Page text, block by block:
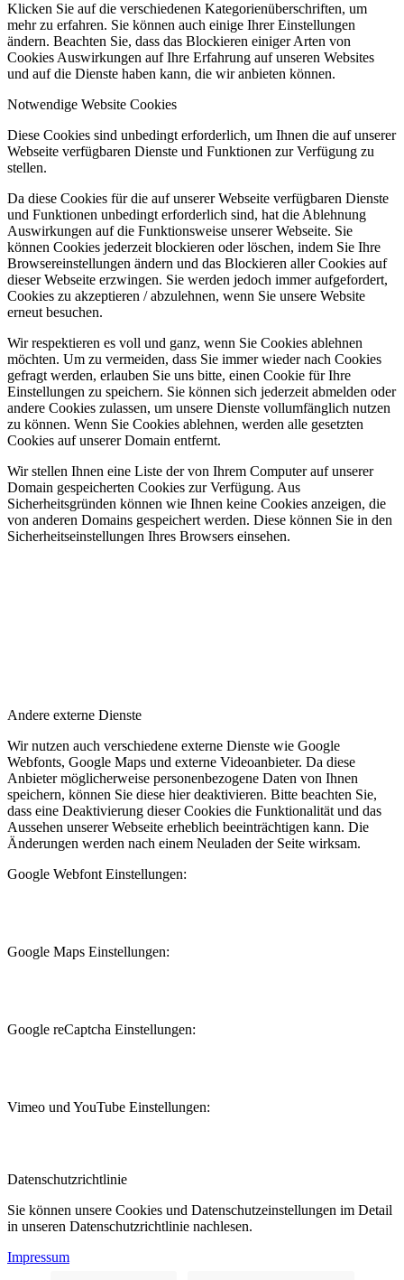
Klicken Sie auf die verschiedenen Kategorienüberschriften, um
mehr zu erfahren. Sie können auch einige Ihrer Einstellungen
ändern. Beachten Sie, dass das Blockieren einiger Arten von
Cookies Auswirkungen auf Ihre Erfahrung auf unseren Websites
und auf die Dienste haben kann, die wir anbieten können.
Notwendige Website Cookies
Diese Cookies sind unbedingt erforderlich, um Ihnen die auf unserer
Webseite verfügbaren Dienste und Funktionen zur Verfügung zu
stellen.
Da diese Cookies für die auf unserer Webseite verfügbaren Dienste
und Funktionen unbedingt erforderlich sind, hat die Ablehnung
Auswirkungen auf die Funktionsweise unserer Webseite. Sie
können Cookies jederzeit blockieren oder löschen, indem Sie Ihre
Browsereinstellungen ändern und das Blockieren aller Cookies auf
dieser Webseite erzwingen. Sie werden jedoch immer aufgefordert,
Cookies zu akzeptieren / abzulehnen, wenn Sie unsere Website
erneut besuchen.
Wir respektieren es voll und ganz, wenn Sie Cookies ablehnen
möchten. Um zu vermeiden, dass Sie immer wieder nach Cookies
gefragt werden, erlauben Sie uns bitte, einen Cookie für Ihre
Einstellungen zu speichern. Sie können sich jederzeit abmelden oder
andere Cookies zulassen, um unsere Dienste vollumfänglich nutzen
zu können. Wenn Sie Cookies ablehnen, werden alle gesetzten
Cookies auf unserer Domain entfernt.
Wir stellen Ihnen eine Liste der von Ihrem Computer auf unserer
Domain gespeicherten Cookies zur Verfügung. Aus
Sicherheitsgründen können wie Ihnen keine Cookies anzeigen, die
von anderen Domains gespeichert werden. Diese können Sie in den
Sicherheitseinstellungen Ihres Browsers einsehen.
Andere externe Dienste
Wir nutzen auch verschiedene externe Dienste wie Google
Webfonts, Google Maps und externe Videoanbieter. Da diese
Anbieter möglicherweise personenbezogene Daten von Ihnen
speichern, können Sie diese hier deaktivieren. Bitte beachten Sie,
dass eine Deaktivierung dieser Cookies die Funktionalität und das
Aussehen unserer Webseite erheblich beeinträchtigen kann. Die
Änderungen werden nach einem Neuladen der Seite wirksam.
Google Webfont Einstellungen:
Google Maps Einstellungen:
Google reCaptcha Einstellungen:
Vimeo und YouTube Einstellungen:
Datenschutzrichtlinie
Sie können unsere Cookies und Datenschutzeinstellungen im Detail
in unseren Datenschutzrichtlinie nachlesen.
Impressum